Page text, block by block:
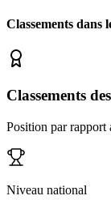
Classements dans
Classements
Position par rapport
Niveau national